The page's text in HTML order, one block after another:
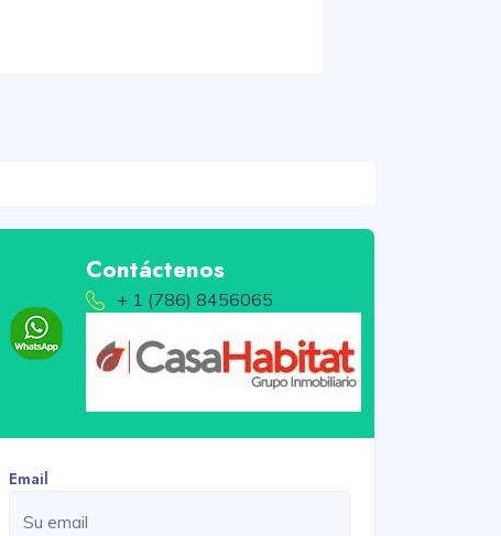
Contáctenos
+ 1 (786) 8456065
Email